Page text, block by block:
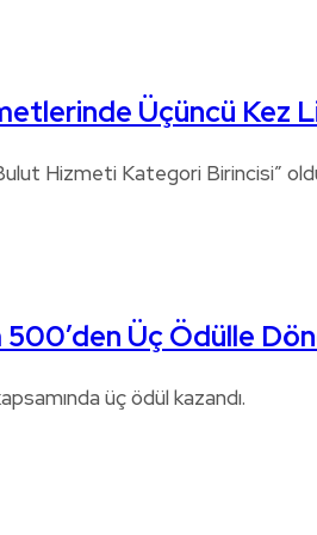
Üçüncü Kez
Hizmeti Kategori Birincisi”
Üç Ödülle
üç ödül kazandı.